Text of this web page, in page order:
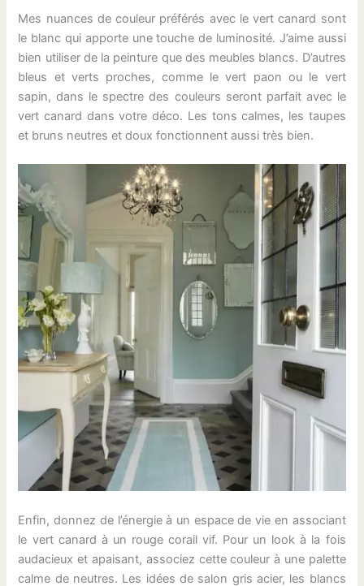
Mes nuances de couleur préférés avec le vert canard sont
le blanc qui apporte une touche de luminosité. J’aime aussi
bien utiliser de la peinture que des meubles blancs. D’autres
bleus et verts proches, comme le vert paon ou le vert
sapin, dans le spectre des couleurs seront parfait avec le
vert canard dans votre déco. Les tons calmes, les taupes
et bruns neutres et doux fonctionnent aussi très bien.
Enfin, donnez de l’énergie à un espace de vie en associant
le vert canard à un rouge corail vif. Pour un look à la fois
audacieux et apaisant, associez cette couleur à une palette
calme de neutres. Les idées de salon gris acier, les blancs